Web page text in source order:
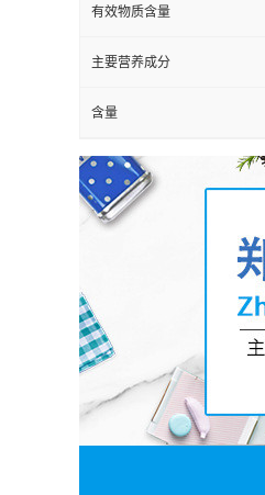
有效物质含量
主要营养成分
含量